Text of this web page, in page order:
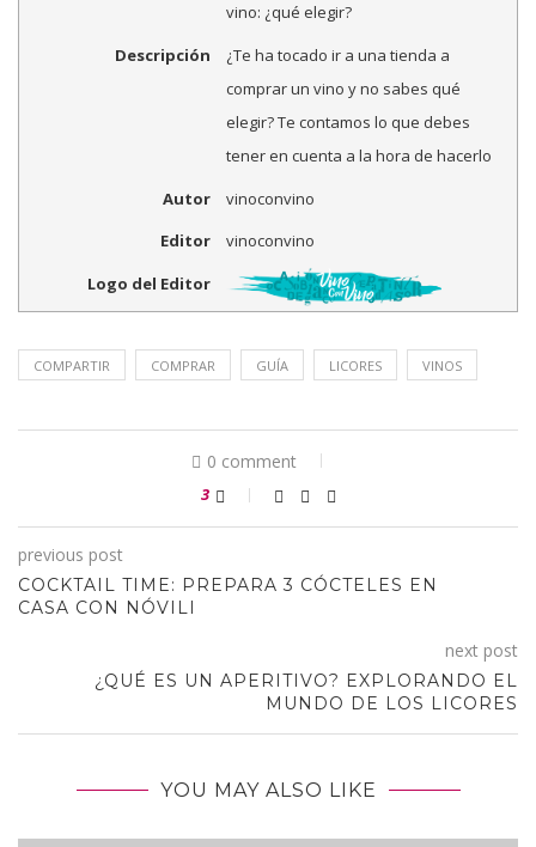
vino: ¿qué elegir?
Descripción
¿Te ha tocado ir a una tienda a
comprar un vino y no sabes qué
elegir? Te contamos lo que debes
tener en cuenta a la hora de hacerlo
Autor
vinoconvino
Editor
vinoconvino
Logo del Editor
COMPARTIR COMPRAR GUÍA LICORES VINOS
0 comment
3
previous post
COCKTAIL TIME: PREPARA 3 CÓCTELES EN
CASA CON NÓVILI
next post
¿QUÉ ES UN APERITIVO? EXPLORANDO EL
MUNDO DE LOS LICORES
YOU MAY ALSO LIKE